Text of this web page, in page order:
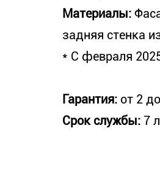
Материалы:
задняя стенка
* С февраля
Гарантия: от 2
Срок службы: 7